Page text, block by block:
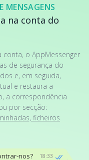
MENSAGENS
na conta do
o AppMessenger
de segurança do
e, em seguida,
e restaura a
a correspondência
por secção:
ficheiros
18:33
nos?